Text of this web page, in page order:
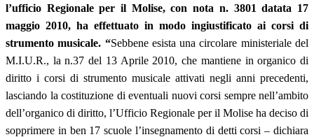
l’ufficio Regionale per il Molise, con nota n. 3801 datata 17
maggio 2010, ha effettuato in modo ingiustificato ai corsi di
strumento musicale. “Sebbene esista una circolare ministeriale del
M.I.U.R., la n.37 del 13 Aprile 2010, che mantiene in organico di
diritto i corsi di strumento musicale attivati negli anni precedenti,
lasciando la costituzione di eventuali nuovi corsi sempre nell’ambito
dell’organico di diritto, l’Ufficio Regionale per il Molise ha deciso di
sopprimere in ben 17 scuole l’insegnamento di detti corsi – dichiara